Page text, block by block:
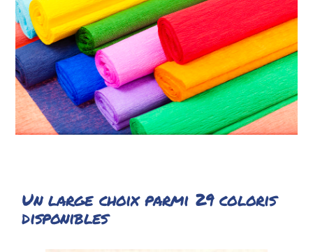
Un large choix parmi 29 coloris
disponibles